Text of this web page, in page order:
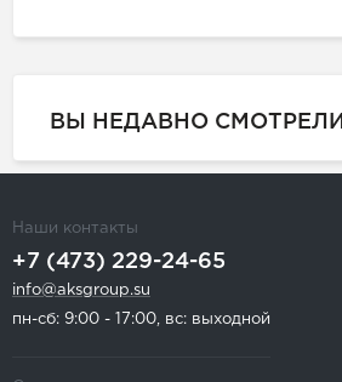
ВЫ НЕДАВНО СМОТРЕЛИ
Наши контакты
+7 (473) 229-24-65
info@aksgroup.su
пн-сб: 9:00 - 17:00, вс: выходной